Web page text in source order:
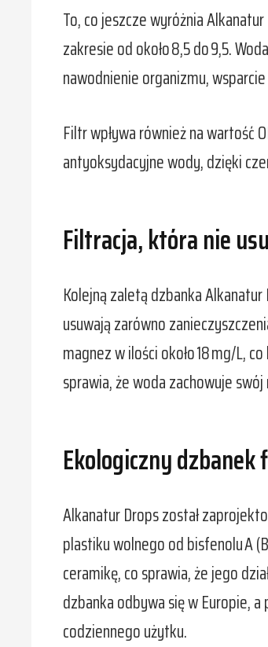
To, co jeszcze wyróżnia
zakresie od około 8,5 do 9,5.
nawodnienie organizmu,
Filtr wpływa również na wartość
antyoksydacyjne wody, dzięki
Filtracja, która nie
Kolejną zaletą dzbanka
usuwają zarówno
magnez w ilości około 18 mg/L,
sprawia, że woda zachowuje
Ekologiczny
Alkanatur Drops został
plastiku wolnego od bisfenolu A
ceramikę, co sprawia, że jego
dzbanka odbywa się w Europie,
codziennego użytku.